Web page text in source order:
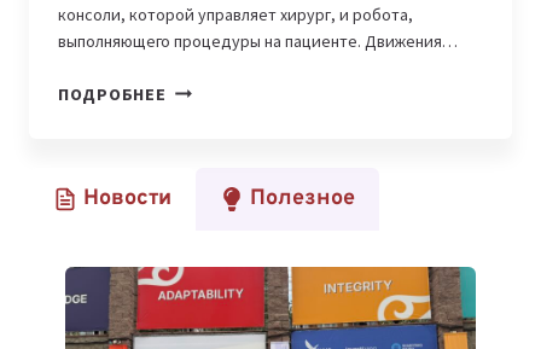
консоли, которой управляет хирург, и робота,
выполняющего процедуры на пациенте. Движения…
ПОДРОБНЕЕ SONY
МИКРОХИРУРГИИ
Новости Полезное